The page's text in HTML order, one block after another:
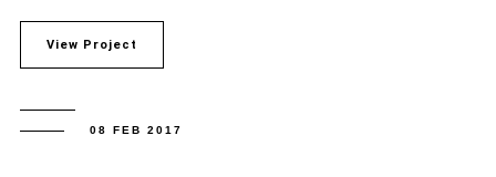
View Project
08 FEB 2017